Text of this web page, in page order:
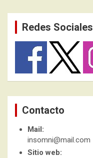
Redes Sociales
Contacto
Mail:
insomni@mail.com
Sitio web: